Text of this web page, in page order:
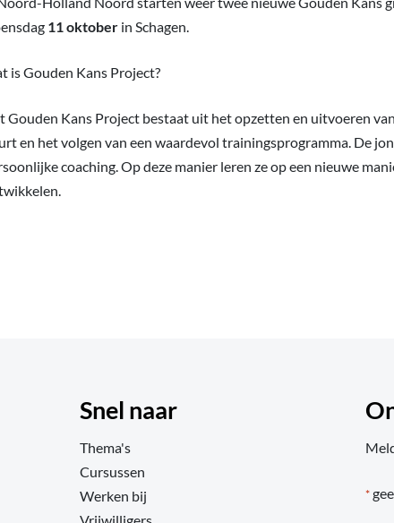
11 oktober in Schagen.
is Gouden Kans Project?
Gouden Kans Project bestaat uit het opzetten en uitvoeren
en het volgen van een waardevol trainingsprogramma. De
coaching. Op deze manier leren ze op een nieuwe
Snel naar
Thema's
Cursussen
Werken bij
*